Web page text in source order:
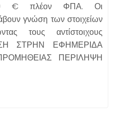
€ πλέον ΦΠΑ. Οι
γνώση των στοιχείων
τους αντίστοιχους
ΣΤΡΗΝ ΕΦΗΜΕΡΙΔΑ
ΠΕΡΙΛΗΨΗ